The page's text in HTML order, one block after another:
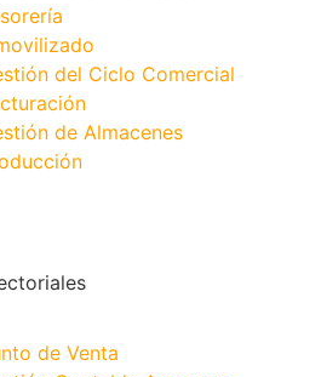
del Ciclo Comercial
de Almacenes
de Venta